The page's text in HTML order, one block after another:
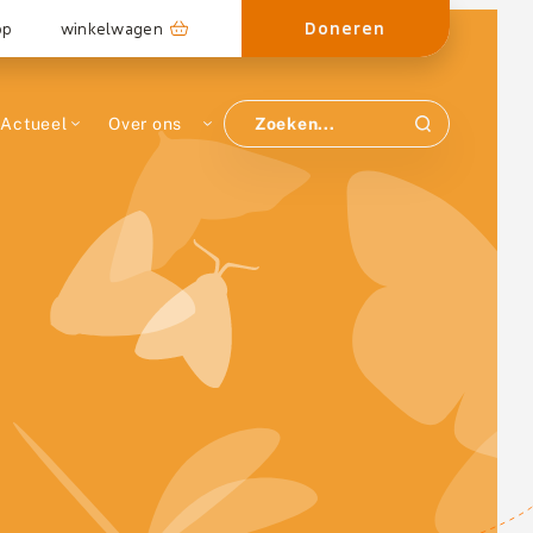
winkelwagen Doneren
Actueel Over ons